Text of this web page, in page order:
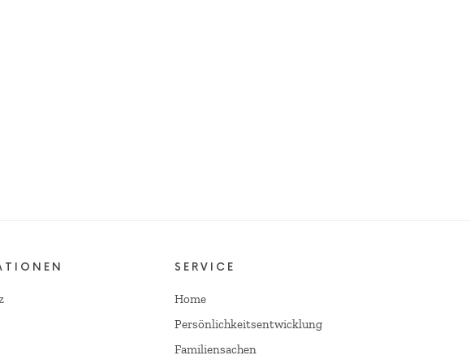
SERVICE
Home
Persönlichkeitsentwicklung
Familiensachen